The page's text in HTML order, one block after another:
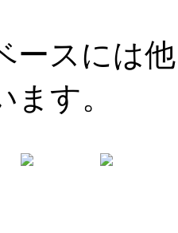
ースには
す。